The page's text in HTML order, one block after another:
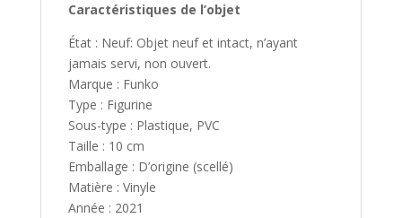
Caractéristiques de l’objet
État : Neuf: Objet neuf et intact, n’ayant
jamais servi, non ouvert.
Marque : Funko
Type : Figurine
Sous-type : Plastique, PVC
Taille : 10 cm
Emballage : D’origine (scellé)
Matière : Vinyle
Année : 2021